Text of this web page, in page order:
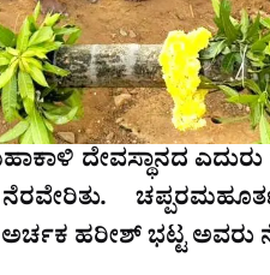
ದೇವಸ್ಥಾನದ
ಅರ್ಚಕ ಹರೀಶ್ ಭಟ್ಟ ಅವರು